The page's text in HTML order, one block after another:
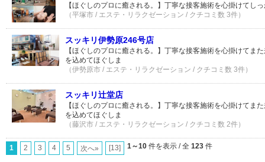
【ほぐしのプロに癒される。】丁寧な接客施術を心掛けてし
（平塚市 / エステ・リラクゼーション / クチコミ数 3件）
スッキリ伊勢原246号店
【ほぐしのプロに癒される。】丁寧な接客施術を心掛けてま
を込めてほぐしま
（伊勢原市 / エステ・リラクゼーション / クチコミ数 3件）
スッキリ辻堂店
【ほぐしのプロに癒される。】丁寧な接客施術を心掛けてま
を込めてほぐしま
（藤沢市 / エステ・リラクゼーション / クチコミ数 2件）
1 2 3 4 5 次へ» [13] 1～10 件を表示 / 全 123 件